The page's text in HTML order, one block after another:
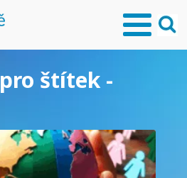
štítek -